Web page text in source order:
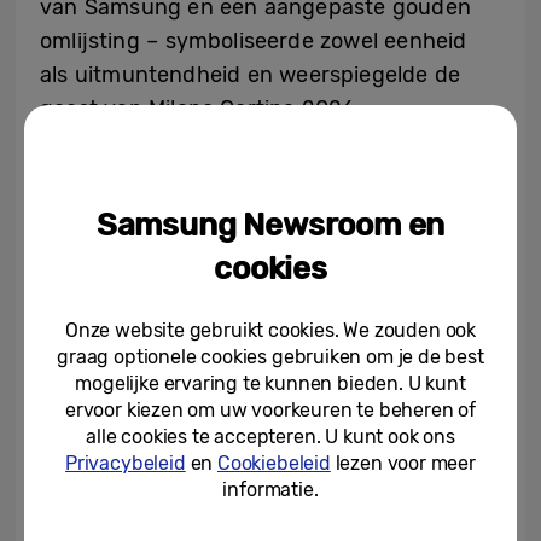
van Samsung en een aangepaste gouden
omlijsting – symboliseerde zowel eenheid
als uitmuntendheid en weerspiegelde de
geest van Milano Cortina 2026.
Dynamische perspectieven: Galaxy-
apparaten geïntegreerd in de uitzending
van de openingsceremonie
Milano Cortina 2026 breidde de manier uit
waarop fans de verhalen tijdens de Spelen
ervaarden. In samenwerking met Olympic
Broadcasting Services (OBS) hielp Samsung
nieuwe, meeslepende perspectieven te
introduceren in de uitzendomgeving van de
Samsung Newsroom en
cookies
Onze website gebruikt cookies. We zouden ook
graag optionele cookies gebruiken om je de best
mogelijke ervaring te kunnen bieden. U kunt
ervoor kiezen om uw voorkeuren te beheren of
alle cookies te accepteren. U kunt ook ons
Privacybeleid en Cookiebeleid lezen voor meer
informatie.